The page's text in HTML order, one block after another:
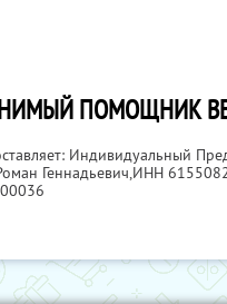
ПОМОЩНИК
Индивидуальный
Геннадьевич,ИНН